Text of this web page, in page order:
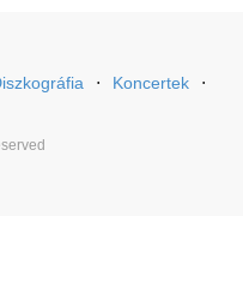
⋅ Koncertek
⋅